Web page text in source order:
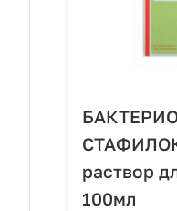
раствор
100мл